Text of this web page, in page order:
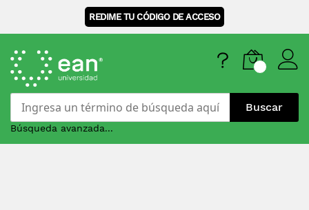
REDIME TU CÓDIGO DE ACCESO
Buscar
Búsqueda avanzada...